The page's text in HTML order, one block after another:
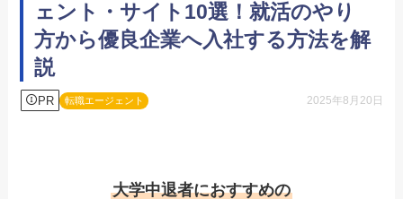
ェント・サイト10選！就活のやり
方から優良企業へ入社する方法を解
説
PR 転職エージェント 2025年8月20日
大学中退者におすすめの